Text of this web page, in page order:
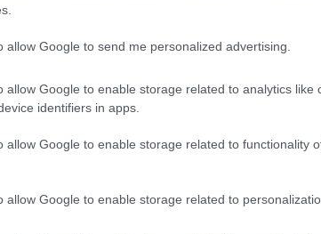
allow Google to send me personalized advertising.
allow Google to enable storage related to analytics like
identifiers in apps.
allow Google to enable storage related to functionality
allow Google to enable storage related to